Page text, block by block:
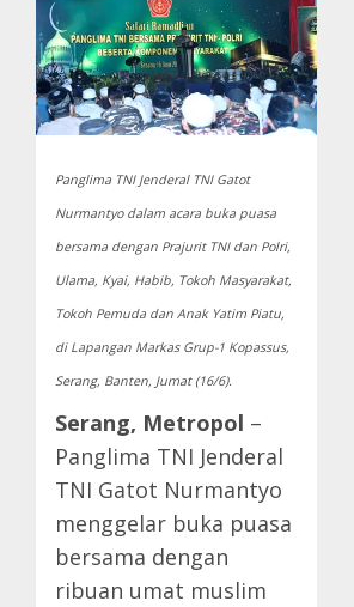
Panglima TNI Jenderal TNI Gatot
Nurmantyo dalam acara buka puasa
bersama dengan Prajurit TNI dan Polri,
Ulama, Kyai, Habib, Tokoh Masyarakat,
Tokoh Pemuda dan Anak Yatim Piatu,
di Lapangan Markas Grup-1 Kopassus,
Serang, Banten, Jumat (16/6).
Serang, Metropol –
Panglima TNI Jenderal
TNI Gatot Nurmantyo
menggelar buka puasa
bersama dengan
ribuan umat muslim